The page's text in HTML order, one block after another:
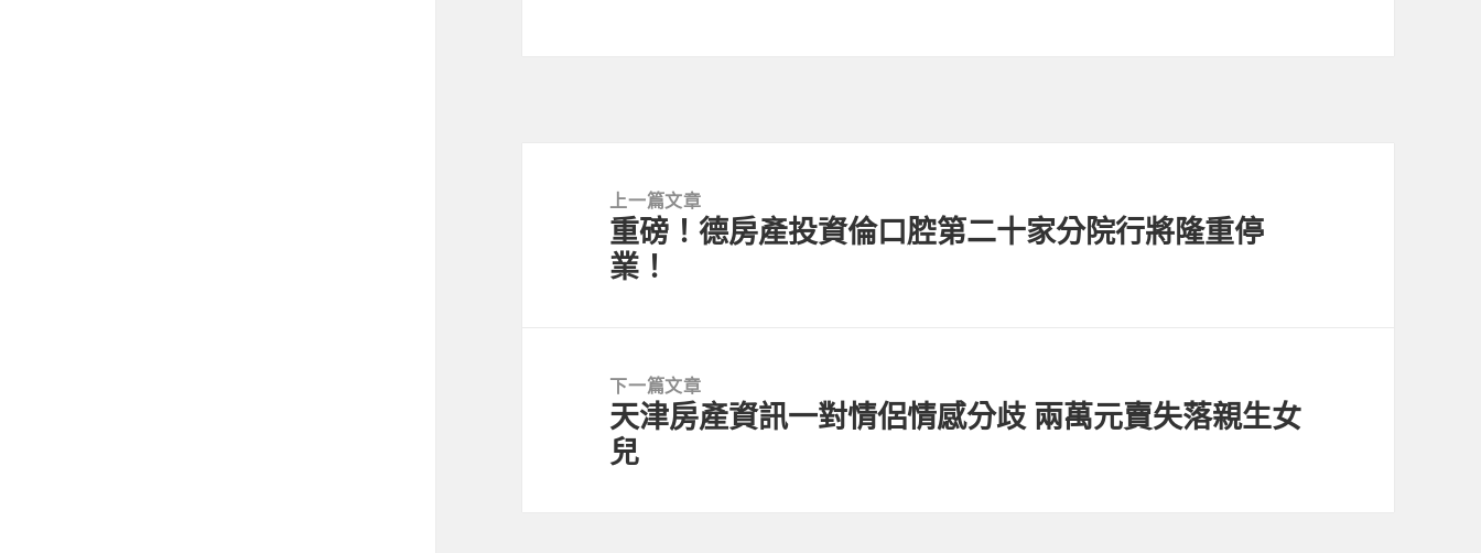
上一篇文章
上
一
重磅！德房產投資倫口腔第二十家分院行將隆重停
業！
下一篇文章
下
一
天津房產資訊一對情侶情感分歧 兩萬元賣失落親生女
兒